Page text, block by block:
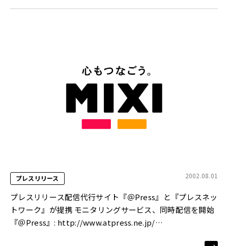
プレスリリース 2002.08.01
プレスリリース配信代行サイト『＠Press』と『プレスネッ
トワーク』が提携 モニタリングサービス、同時配信を開始
『＠Press』: http://www.atpress.ne.jp/